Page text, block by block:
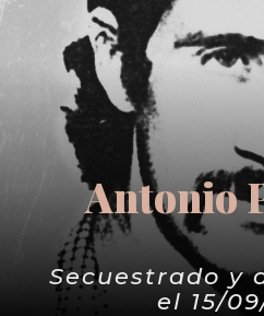
Antonio
Secuestrado y
el 15/